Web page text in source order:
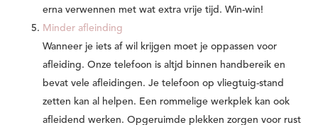
erna verwennen met wat extra vrije tijd. Win-win!
Minder afleinding
Wanneer je iets af wil krijgen moet je oppassen voor
afleiding. Onze telefoon is altjd binnen handbereik en
bevat vele afleidingen. Je telefoon op vliegtuig-stand
zetten kan al helpen. Een rommelige werkplek kan ook
afleidend werken. Opgeruimde plekken zorgen voor rust